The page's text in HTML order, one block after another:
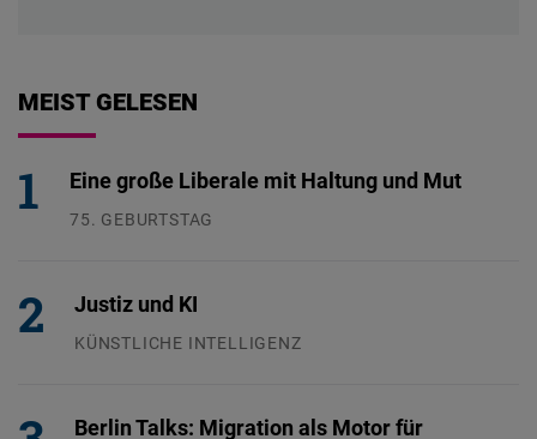
MEIST GELESEN
Eine große Liberale mit Haltung und Mut
75. GEBURTSTAG
Justiz und KI
KÜNSTLICHE INTELLIGENZ
Berlin Talks: Migration als Motor für